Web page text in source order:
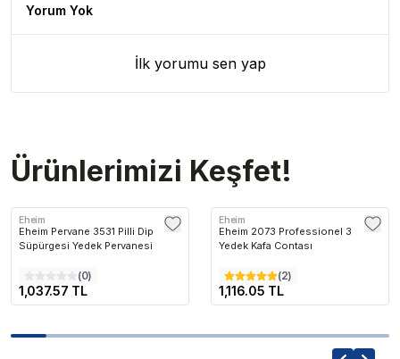
Yorum Yok
İlk yorumu sen yap
Ürünlerimizi Keşfet!
Eheim
Eheim Pervane 3531 Pilli Dip
Süpürgesi Yedek Pervanesi
(0)
1,037.57 TL
Eheim
Eheim 2073 Professionel 3
Yedek Kafa Contası
(2)
1,116.05 TL